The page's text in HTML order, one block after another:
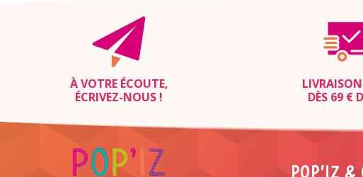
À VOTRE ÉCOUTE,
ÉCRIVEZ-NOUS !
LIVRAISON
DÈS 69 €
POP’IZ &